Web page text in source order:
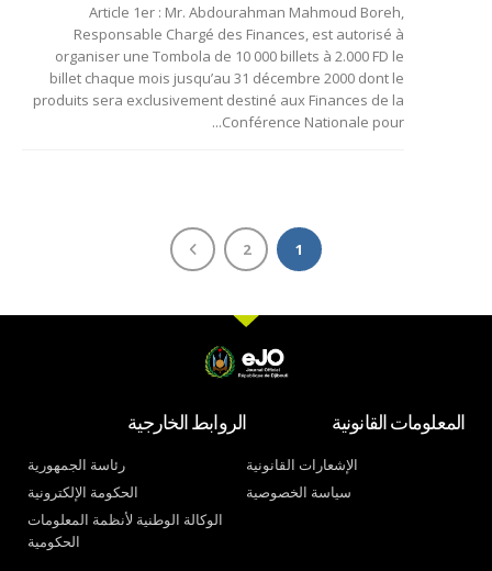
Article 1er : Mr. Abdourahman Mahmoud Boreh,
Responsable Chargé des Finances, est autorisé à
organiser une Tombola de 10 000 billets à 2.000 FD le
billet chaque mois jusqu’au 31 décembre 2000 dont le
produits sera exclusivement destiné aux Finances de la
Conférence Nationale pour...
1
2
المعلومات القانونية
الإشعارات القانونية
سياسة الخصوصية
الروابط الخارجية
رئاسة الجمهورية
الحكومة الإلكترونية
الوكالة الوطنية لأنظمة المعلومات
الحكومية